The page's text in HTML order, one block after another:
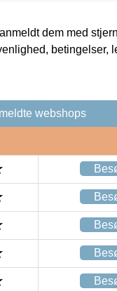
dem med
betingelser,
webshops